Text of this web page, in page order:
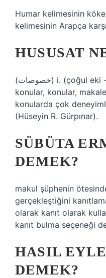
Humar kelimesinin
kelimesinin Arapça
HUSUSAT
(ﺧﺼﻮﺻﺎﺕ) i. (çoğul eki -āt ile ar. ḫuṣūṣ ve ​​​​ḫuṣūṣāt)
konular, konular,
konularda çok
(Hüseyin R. Gürpınar).
SÜBÜTA
DEMEK?
makul şüphenin
gerçekleştiğini
olarak kanıt olarak
kanıt bulma seçeneği
HASIL
DEMEK?